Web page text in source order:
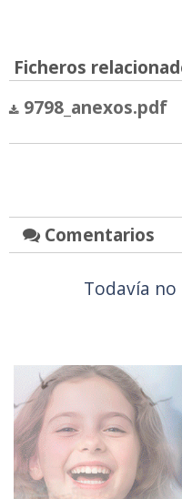
Ficheros
9798_anexos.pdf
Comentarios
Todavía